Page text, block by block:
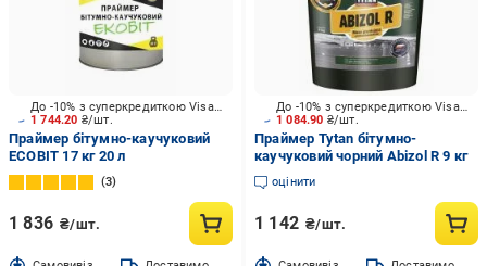
1 744.20 ₴/шт.
До -10% з суперкредиткою Visa Вигода
Праймер бітумно-каучуковий
ECOBIT 17 кг 20 л
3
1 836 ₴/шт.
1 084.90 ₴/шт.
До -10% з суперкредиткою Visa Вигода
Праймер Tytan бітумно-
каучуковий чорний Abizol R 9 кг
оцінити
1 142 ₴/шт.